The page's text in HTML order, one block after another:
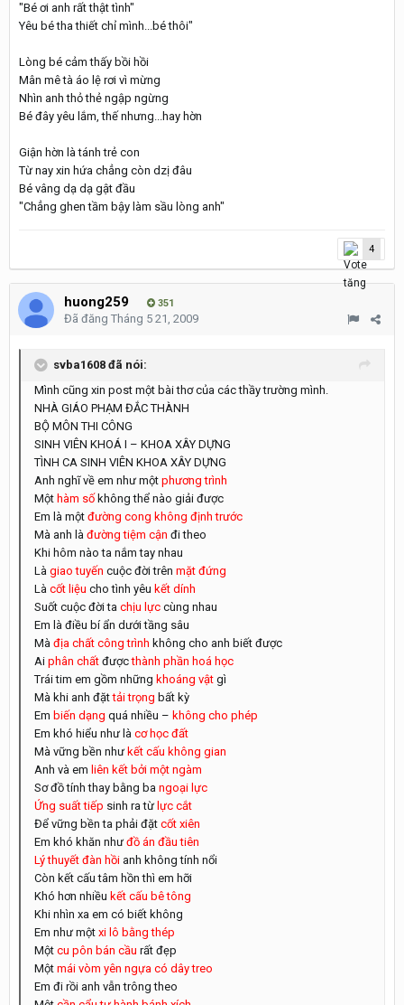
"Bé ơi anh rất thật tình"
Yêu bé tha thiết chỉ mình...bé thôi"
Lòng bé cảm thấy bồi hồi
Mân mê tà áo lệ rơi vì mừng
Nhìn anh thỏ thẻ ngập ngừng
Bé đây yêu lắm, thế nhưng...hay hờn
Giận hờn là tánh trẻ con
Từ nay xin hứa chẳng còn dzị đâu
Bé vâng dạ dạ gật đầu
"Chẳng ghen tầm bậy làm sầu lòng anh"
4
huong259 351
Đã đăng Tháng 5 21, 2009
svba1608 đã nói:
Mình cũng xin post một bài thơ của các thầy trường mình.
NHÀ GIÁO PHẠM ĐẮC THÀNH
BỘ MÔN THI CÔNG
SINH VIÊN KHOÁ I – KHOA XÂY DỰNG
TÌNH CA SINH VIÊN KHOA XÂY DỰNG
Anh nghĩ về em như một phương trình
Một hàm số không thể nào giải được
Em là một đường cong không định trước
Mà anh là đường tiệm cận đi theo
Khi hôm nào ta nắm tay nhau
Là giao tuyến cuộc đời trên mặt đứng
Là cốt liệu cho tình yêu kết dính
Suốt cuộc đời ta chịu lực cùng nhau
Em là điều bí ẩn dưới tầng sâu
Mà địa chất công trình không cho anh biết được
Ai phân chất đượcthành phần hoá học
Trái tim em gồm những khoáng vật gì
Mà khi anh đặttải trọng bất kỳ
Em biến dạng quá nhiều – không cho phép
Em khó hiểu như là cơ học đất
Mà vững bền như kết cấu không gian
Anh và em liên kết bởi một ngàm
Sơ đồ tính thay bằng ba ngoại lực
Ứng suất tiếp sinh ra từ lực cắt
Để vững bền ta phải đặt cốt xiên
Em khó khăn như đồ án đầu tiên
Lý thuyết đàn hồi anh không tính nổi
Còn kết cấu tâm hồn thì em hỡi
Khó hơn nhiều kết cấu bê tông
Khi nhìn xa em có biết không
Em như một xi lô bằng thép
Một cu pôn bán cầu rất đẹp
Một mái vòm yên ngựa có dây treo
Em đi rồi anh vẫn trông theo